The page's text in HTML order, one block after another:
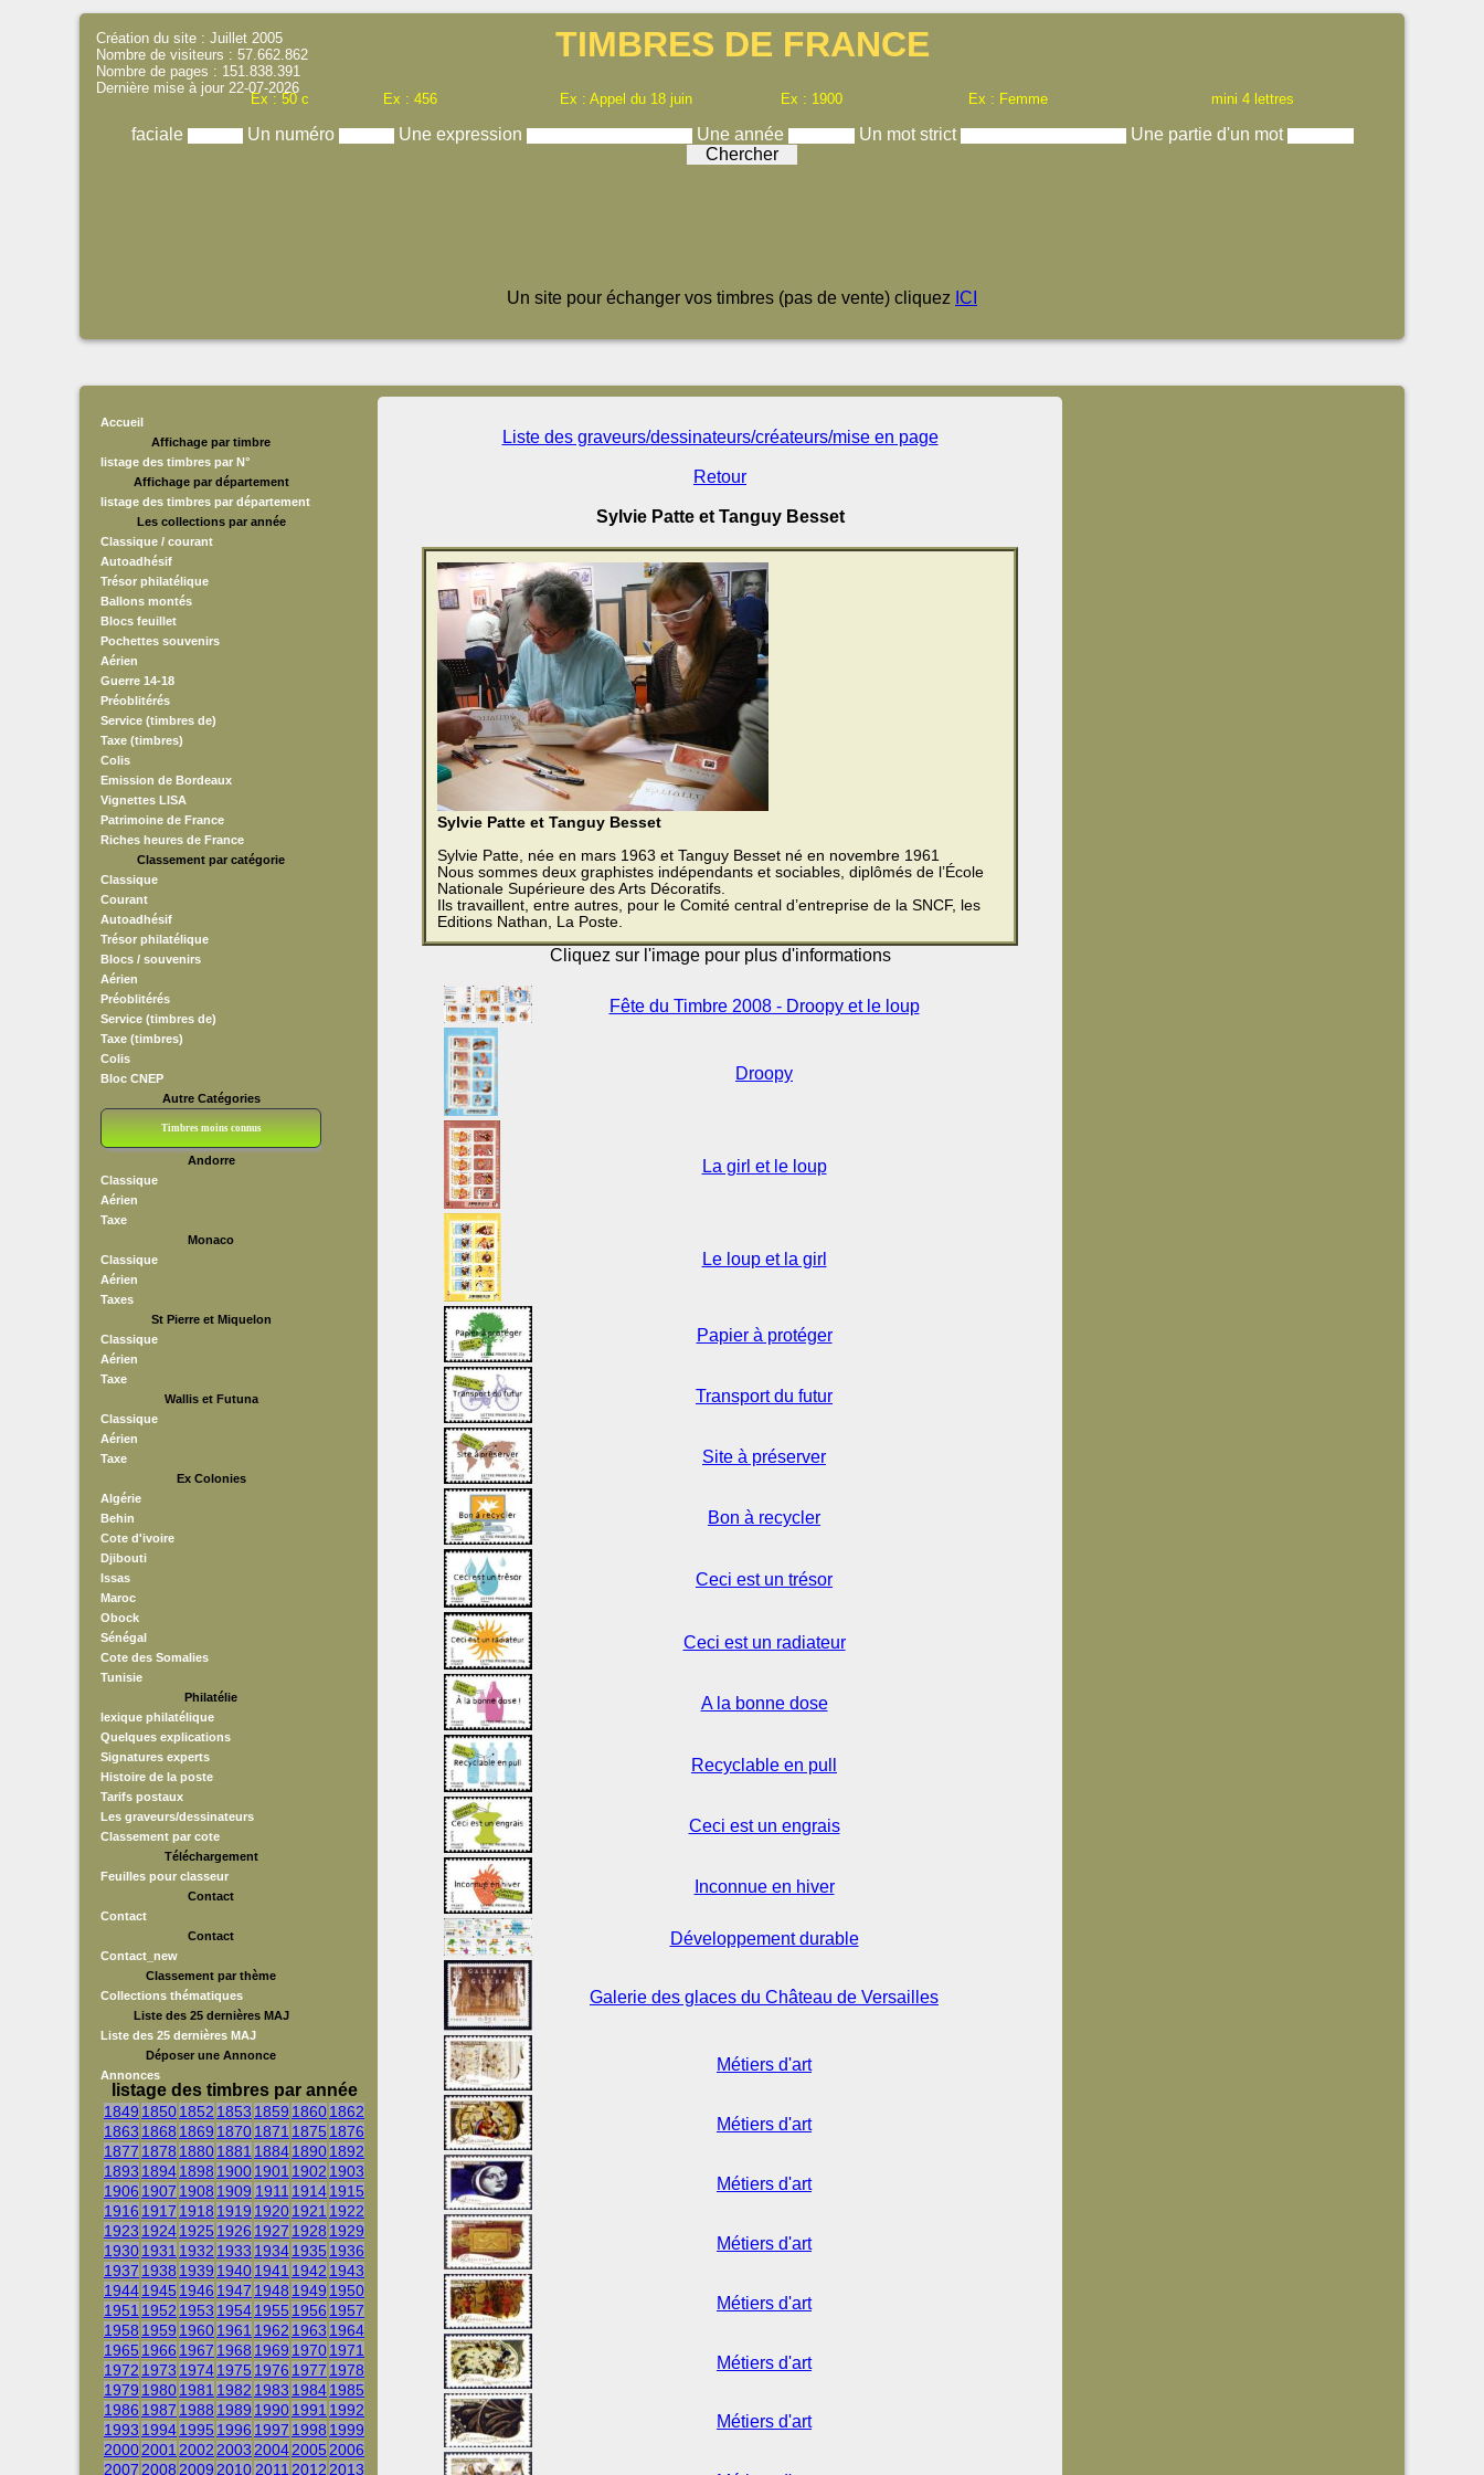
TIMBRES DE FRANCE
Ex : 50 c Ex : 456 Ex : Appel du 18 juin Ex : 1900 Ex : Femme mini 4 lettres
faciale Un numéro Une expression Une année Un mot strict Une partie d'un mot
Création du site : Juillet 2005
Nombre de visiteurs : 57.662.862
Nombre de pages : 151.838.391
Dernière mise à jour 22-07-2026
Un site pour échanger vos timbres (pas de vente) cliquez ICI
Accueil
Affichage par timbre
listage des timbres par N°
Affichage par département
listage des timbres par département
Les collections par année
Classique / courant
Autoadhésif
Trésor philatélique
Ballons montés
Blocs feuillet
Pochettes souvenirs
Aérien
Guerre 14-18
Préoblitérés
Service (timbres de)
Taxe (timbres)
Colis
Emission de Bordeaux
Vignettes LISA
Patrimoine de France
Riches heures de France
Classement par catégorie
Classique
Courant
Autoadhésif
Trésor philatélique
Blocs / souvenirs
Aérien
Préoblitérés
Service (timbres de)
Taxe (timbres)
Colis
Bloc CNEP
Autre Catégories
Timbres moins connus
Andorre
Classique
Aérien
Taxe
Monaco
Classique
Aérien
Taxes
St Pierre et Miquelon
Classique
Aérien
Taxe
Wallis et Futuna
Classique
Aérien
Taxe
Ex Colonies
Algérie
Behin
Cote d'ivoire
Djibouti
Issas
Maroc
Obock
Sénégal
Cote des Somalies
Tunisie
Philatélie
lexique philatélique
Quelques explications
Signatures experts
Histoire de la poste
Tarifs postaux
Les graveurs/dessinateurs
Classement par cote
Téléchargement
Feuilles pour classeur
Contact
Contact
Contact
Contact_new
Classement par thème
Collections thématiques
Liste des 25 dernières MAJ
Liste des 25 dernières MAJ
Déposer une Annonce
Annonces
listage des timbres par année
1849 18501852 1853 1859 18601862
1863 1868 1869 18701871 1875 1876
1877 1878 18801881 188418901892
1893 18941898 19001901 1902 1903
1906 1907 1908 1909 1911 19141915
1916 1917 1918 1919 19201921 1922
1923 19241925 1926 1927 1928 1929
19301931 1932 1933 19341935 1936
1937 1938 1939 19401941 1942 1943
19441945 1946 1947 1948 1949 1950
1951 1952 1953 19541955 1956 1957
1958 1959 19601961 1962 1963 1964
1965 1966 1967 1968 1969 19701971
1972 1973 19741975 1976 1977 1978
1979 19801981 1982 1983 19841985
1986 1987 1988 1989 19901991 1992
1993 19941995 1996 1997 1998 1999
20002001 2002 2003 20042005 2006
2007 2008 2009 2010 2011 2012 2013
Liste des graveurs/dessinateurs/créateurs/mise en page
Retour
Sylvie Patte et Tanguy Besset
Sylvie Patte et Tanguy Besset
Sylvie Patte, née en mars 1963 et Tanguy Besset né en novembre 1961
Nous sommes deux graphistes indépendants et sociables, diplômés de l’École
Nationale Supérieure des Arts Décoratifs.
Ils travaillent, entre autres, pour le Comité central d’entreprise de la SNCF, les
Editions Nathan, La Poste.
Cliquez sur l'image pour plus d'informations
Fête du Timbre 2008 - Droopy et le loup
Droopy
La girl et le loup
Le loup et la girl
Papier à protéger
Transport du futur
Site à préserver
Bon à recycler
Ceci est un trésor
Ceci est un radiateur
A la bonne dose
Recyclable en pull
Ceci est un engrais
Inconnue en hiver
Développement durable
Galerie des glaces du Château de Versailles
Métiers d'art
Métiers d'art
Métiers d'art
Métiers d'art
Métiers d'art
Métiers d'art
Métiers d'art